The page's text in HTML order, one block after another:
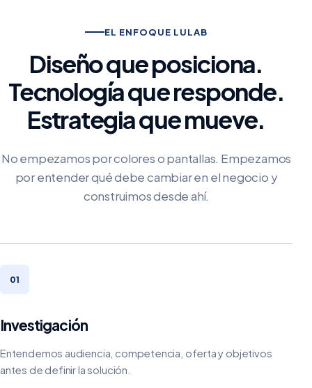
EL ENFOQUE LULAB
Diseño que posiciona.
Tecnología que responde.
Estrategia que mueve.
No empezamos por colores o pantallas. Empezamos
por entender qué debe cambiar en el negocio y
construimos desde ahí.
01
Investigación
Entendemos audiencia, competencia, oferta y objetivos
antes de definir la solución.